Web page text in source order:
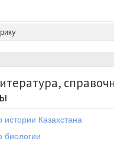
истории Казахстана
биологии